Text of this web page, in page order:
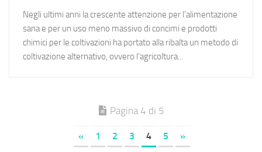
Negli ultimi anni la crescente attenzione per l’alimentazione
sana e per un uso meno massivo di concimi e prodotti
chimici per le coltivazioni ha portato alla ribalta un metodo di
coltivazione alternativo, ovvero l’agricoltura...
Pagina 4 di 5
« 1 2 3 4 5 »